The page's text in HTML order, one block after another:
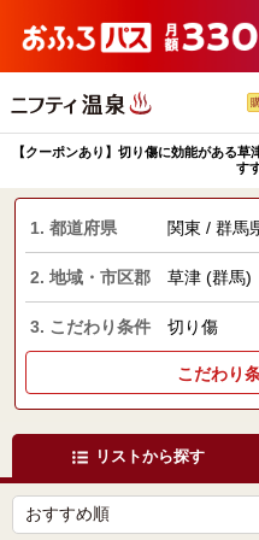
【クーポンあり】切り傷に効能がある
す
1. 都道府県 関東 / 群馬
2. 地域・市区郡 草津 (群馬)
3. こだわり条件 切り傷
こだわり
リストから探す